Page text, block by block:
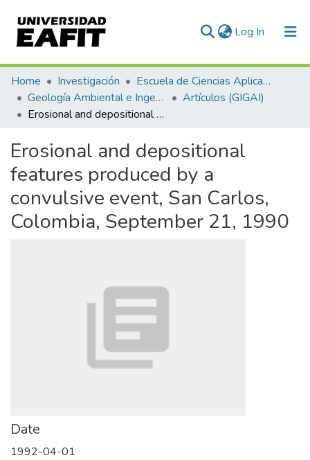
Log In (current)
Communities & Collections
All of DSpace
Home Investigación
Escuela de Ciencias Aplicadas e Ingeniería
Geología Ambiental e Ingeniería Sísmica (GIGAI)
Artículos (GIGAI)
Erosional and depositional features produced by a convulsive event, San Carlos, Colombia, September 21, 1990
Erosional and depositional
features produced by a
convulsive event, San Carlos,
Colombia, September 21, 1990
Date
1992-04-01